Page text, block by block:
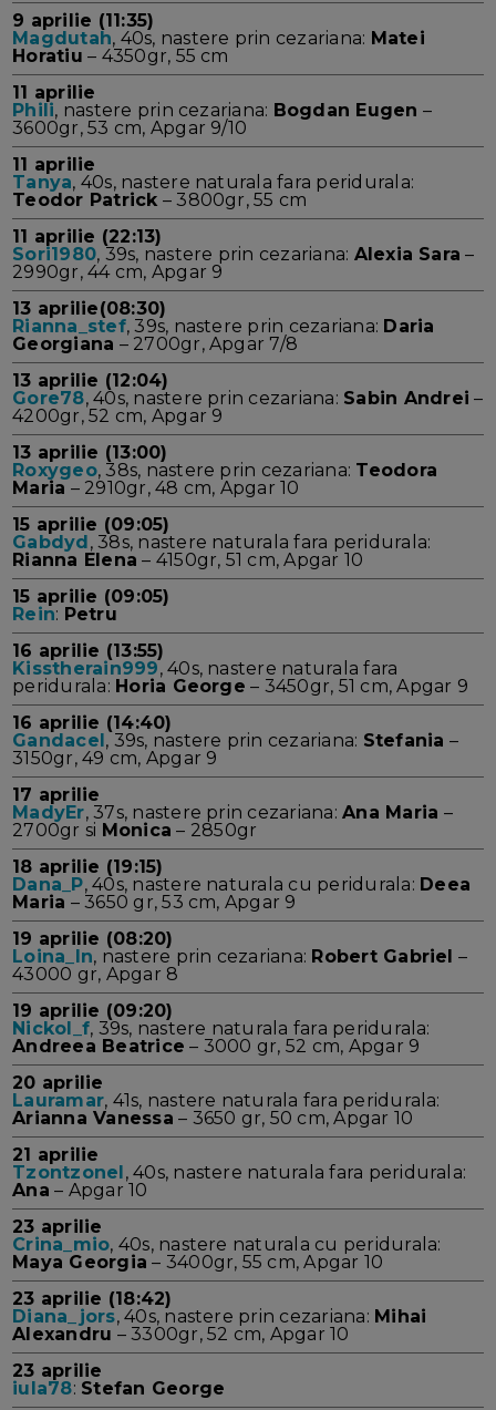
9 aprilie (11:35)
Magdutah, 40s, nastere prin cezariana: Matei
Horatiu – 4350gr, 55 cm
11 aprilie
Phili, nastere prin cezariana: Bogdan Eugen –
3600gr, 53 cm, Apgar 9/10
11 aprilie
Tanya, 40s, nastere naturala fara peridurala:
Teodor Patrick – 3800gr, 55 cm
11 aprilie (22:13)
Sori1980, 39s, nastere prin cezariana: Alexia Sara –
2990gr, 44 cm, Apgar 9
13 aprilie(08:30)
Rianna_stef, 39s, nastere prin cezariana: Daria
Georgiana – 2700gr, Apgar 7/8
13 aprilie (12:04)
Gore78, 40s, nastere prin cezariana: Sabin Andrei –
4200gr, 52 cm, Apgar 9
13 aprilie (13:00)
Roxygeo, 38s, nastere prin cezariana: Teodora
Maria – 2910gr, 48 cm, Apgar 10
15 aprilie (09:05)
Gabdyd, 38s, nastere naturala fara peridurala:
Rianna Elena – 4150gr, 51 cm, Apgar 10
15 aprilie (09:05)
Rein: Petru
16 aprilie (13:55)
Kisstherain999, 40s, nastere naturala fara
peridurala: Horia George – 3450gr, 51 cm, Apgar 9
16 aprilie (14:40)
Gandacel, 39s, nastere prin cezariana: Stefania –
3150gr, 49 cm, Apgar 9
17 aprilie
MadyEr, 37s, nastere prin cezariana:Ana Maria –
2700gr si Monica – 2850gr
18 aprilie (19:15)
Dana_P, 40s, nastere naturala cu peridurala: Deea
Maria – 3650 gr, 53 cm, Apgar 9
19 aprilie (08:20)
Loina_ln, nastere prin cezariana: Robert Gabriel –
43000 gr, Apgar 8
19 aprilie (09:20)
Nickol_f, 39s, nastere naturala fara peridurala:
Andreea Beatrice – 3000 gr, 52 cm, Apgar 9
20 aprilie
Lauramar, 41s, nastere naturala fara peridurala:
Arianna Vanessa – 3650 gr, 50 cm, Apgar 10
21 aprilie
Tzontzonel, 40s, nastere naturala fara peridurala:
Ana – Apgar 10
23 aprilie
Crina_mio, 40s, nastere naturala cu peridurala:
Maya Georgia – 3400gr, 55 cm, Apgar 10
23 aprilie (18:42)
Diana_jors, 40s, nastere prin cezariana: Mihai
Alexandru – 3300gr, 52 cm, Apgar 10
23 aprilie
iula78: Stefan George